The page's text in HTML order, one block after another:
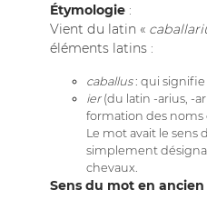
Étymologie :
Vient du latin «
éléments latins :
caballus: qui signifie
ier(du latin -arius, -
formation des noms
Le mot avait le sens
simplement
chevaux.
Sens du mot en